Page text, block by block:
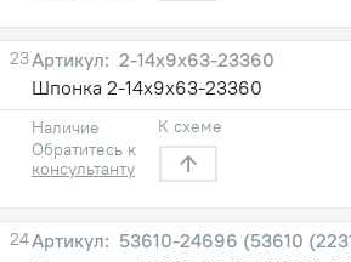
23
2-14х9х63-23360
Шпонка 2-14х9х63-23360
Наличие
Обратитесь к
консультанту
К схеме
24
53610-24696 (53610